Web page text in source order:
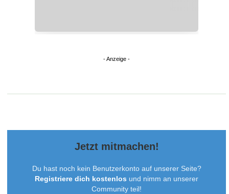
Jetzt mitmachen!
Du hast noch kein Benutzerkonto auf unserer Seite?
Registriere dich kostenlos und nimm an unserer
Community teil!